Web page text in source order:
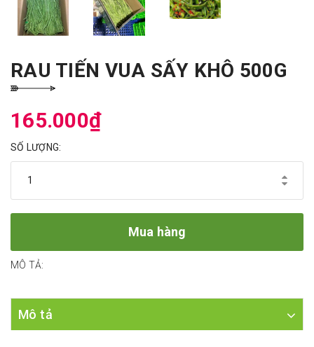
RAU TIẾN VUA SẤY KHÔ 500G
165.000₫
SỐ LƯỢNG:
Mua hàng
MÔ TẢ:
Mô tả